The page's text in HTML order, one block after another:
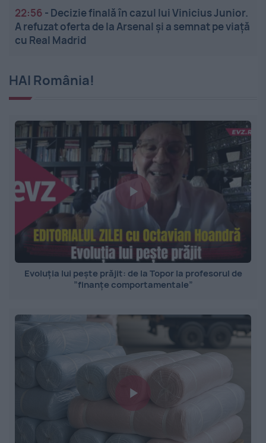
22:56 - Decizie finală în cazul lui Vinicius Junior.
A refuzat oferta de la Arsenal și a semnat pe viață
cu Real Madrid
HAI România!
Evoluția lui pește prăjit: de la Topor la profesorul de
”finanțe comportamentale”